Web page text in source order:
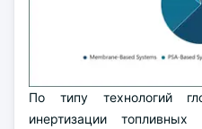
По типу технологий
инертизации